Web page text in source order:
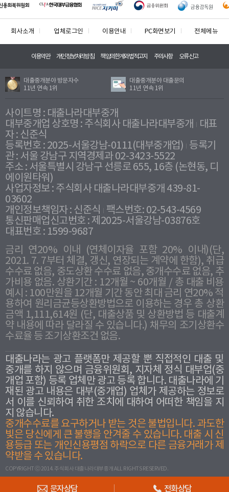
문자상담 전화상담
회사소개 업체로그인 이용안내 PC화면보기 전체메뉴
이용약관 개인정보처리방침 책임의한계와법적고지 주의사항 오류신고
대출중개분야 방문자수
11년 연속 1위
대출중개분야 대출문의
11년 연속 1위
사이트명 : 대출나라대부중개
대부중개업 상호명 : 주식회사 대출나라대부중개
대표
자 : 신준식
등록번호 : 2025-서울강남-0111(대부중개업) 등록기
관 : 서울 강남구 지역경제과 02-3423-5522
주소 : 서울특별시 강남구 선릉로 655, 16층 (논현동, 디
에이원타워)
사업자정보 : 주식회사 대출나라대부중개 439-81-
03602
개인정보책임자 : 신준식
팩스번호: 02-543-4569
통신판매업신고번호 : 제2025-서울강남-03876호
대표번호 : 1599-9687
금리 연20% 이내 (연체이자율 포함 20% 이내)(단,
2021. 7. 7부터 체결, 갱신, 연장되는 계약에 한함), 취급
수수료 없음, 중도상환 수수료 없음, 중개수수료 없음, 추
가비용 없음. 상환기간 : 12개월 ~ 60개월 / 총 대출 비용
예시 : 100만원을 12개월 기간 동안 최대 금리 연20% 적
용하여 원리금균등상환방법으로 이용하는 경우 총 상환
금액 1,111,614원 (단, 대출상품 및 상환방법 등 대출계
약 내용에 따라 달라질 수 있습니다.) 채무의 조기상환수
수료율 등 조기상환조건 없음.
대출나라는 광고 플랫폼만 제공할 뿐 직접적인 대출 및
중개를 하지 않으며 금융위원회, 지자체 정식 대부업(중
개업 포함) 등록 업체만 광고 등록 합니다. 대출나라에 기
재된 광고 내용은 대부(중개업) 업체가 제공하는 정보로
서 이를 신뢰하여 취한 조치에 대하여 어떠한 책임을 지
지 않습니다.
중개수수료를 요구하거나 받는 것은 불법입니다. 과도한
빛은 당신에게 큰 불행을 안겨줄 수 있습니다. 대출 시 신
용등급 또는 개인신용평점 하락으로 다른 금융거래가 제
약받을 수 있습니다.
COPYRIGHT ⓒ 2014. 주식회사 대출나라대부중개 ALL RIGHTS RESERVED.